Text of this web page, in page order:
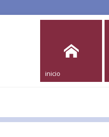
inicio